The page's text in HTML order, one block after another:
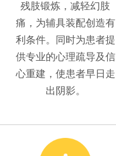
残肢锻炼，减轻幻肢
痛，为辅具装配创造有
利条件。同时为患者提
供专业的心理疏导及信
心重建，使患者早日走
出阴影。